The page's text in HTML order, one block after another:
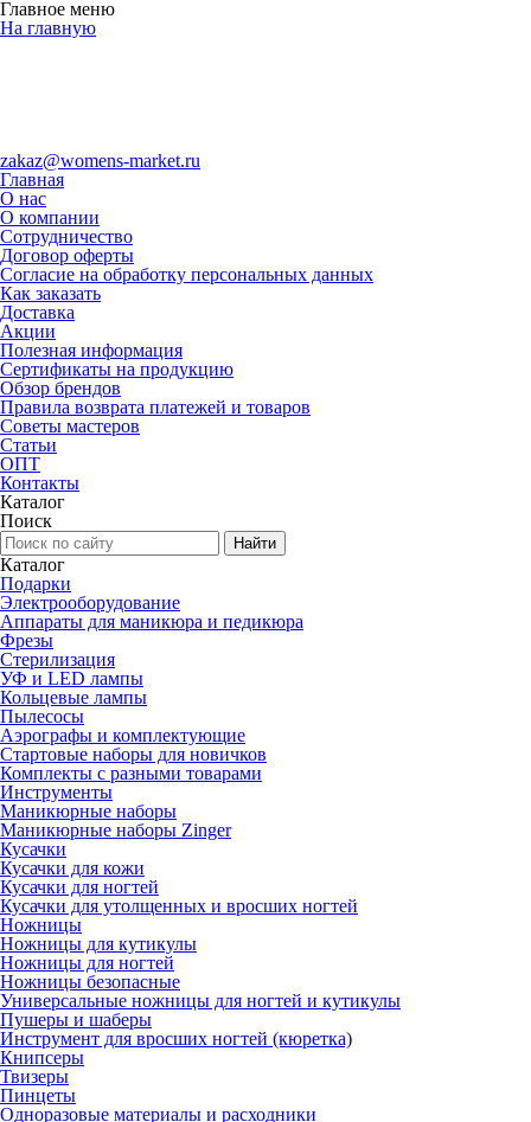
Главное меню
На главную
zakaz@womens-market.ru
Главная
О нас
О компании
Сотрудничество
Договор оферты
Согласие на обработку персональных данных
Как заказать
Доставка
Акции
Полезная информация
Сертификаты на продукцию
Обзор брендов
Правила возврата платежей и товаров
Советы мастеров
Статьи
ОПТ
Контакты
Каталог
Поиск
Каталог
Подарки
Электро­оборудование
Аппараты для маникюра и педикюра
Фрезы
Стерилизация
УФ и LED лампы
Кольцевые лампы
Пылесосы
Аэрографы и комплектующие
Стартовые наборы для новичков
Комплекты с разными товарами
Инструменты
Маникюрные наборы
Маникюрные наборы Zinger
Кусачки
Кусачки для кожи
Кусачки для ногтей
Кусачки для утолщенных и вросших ногтей
Ножницы
Ножницы для кутикулы
Ножницы для ногтей
Ножницы безопасные
Универсальные ножницы для ногтей и кутикулы
Пушеры и шаберы
Инструмент для вросших ногтей (кюретка)
Книпсеры
Твизеры
Пинцеты
Одноразовые материалы и расходники